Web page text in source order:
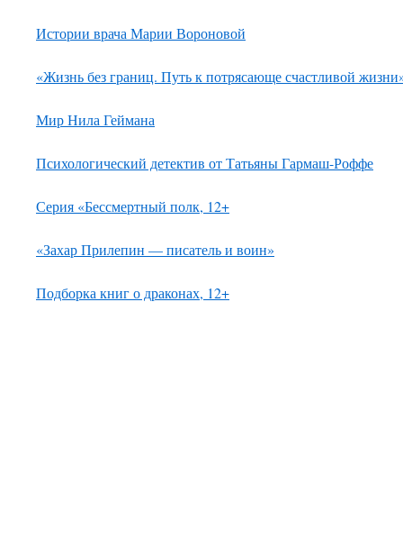
Истории врача Марии Вороновой
«Жизнь без границ. Путь к потрясающе счастливой
Мир Нила Геймана
Психологический детектив от Татьяны Гармаш-Роффе
Серия «Бессмертный полк, 12+
«Захар Прилепин — писатель и воин»
Подборка книг о драконах, 12+